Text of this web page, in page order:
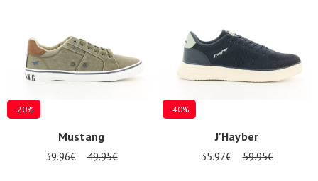
-20%
Mustang
39.96€ 49.95€
-40%
J'Hayber
35.97€ 59.95€